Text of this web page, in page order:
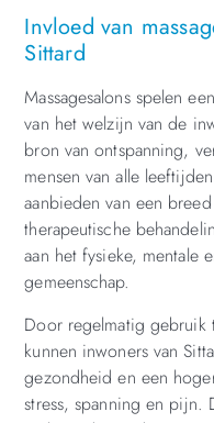
Invloed van
Sittard
Massagesalons spelen
van het welzijn van de
bron van ontspanning,
mensen van alle
aanbieden van een breed
therapeutische
aan het fysieke, mentale
gemeenschap.
Door regelmatig gebruik
kunnen inwoners van
gezondheid en een
stress, spanning en